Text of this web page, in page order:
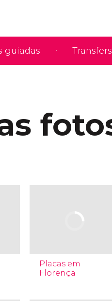
guiadas
Placas em
Florença